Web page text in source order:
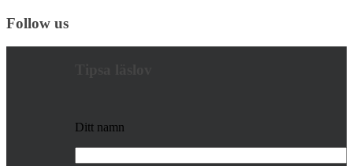
Follow us
Ditt namn